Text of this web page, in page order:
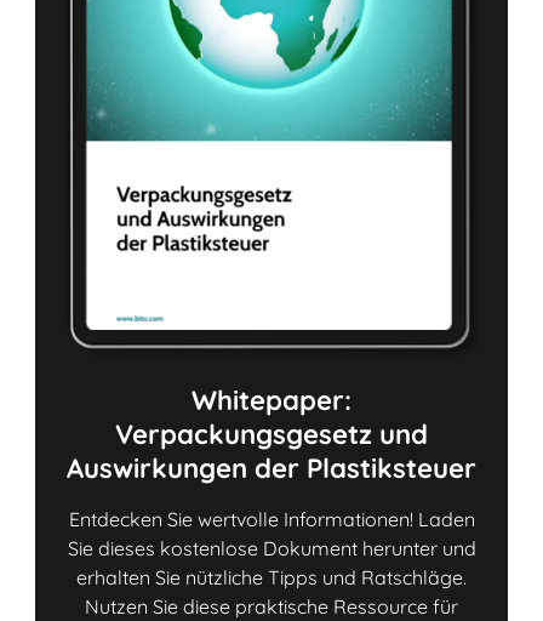
Whitepaper:
Verpackungsgesetz und
Auswirkungen der Plastiksteuer
Entdecken Sie wertvolle Informationen! Laden
Sie dieses kostenlose Dokument herunter und
erhalten Sie nützliche Tipps und Ratschläge.
Nutzen Sie diese praktische Ressource für